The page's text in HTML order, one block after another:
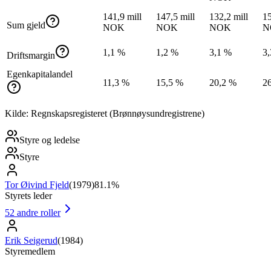
Sum gjeld
141,9 mill
NOK
147,5 mill
NOK
132,2 mill
NOK
Driftsmargin 1,1 % 1,2 % 3,1 %
Egenkapitalandel
11,3 %
15,5 % 20,2 %
Kilde: Regnskapsregisteret (Brønnøysundregistrene)
Styre og ledelse
Styre
Tor Øivind Fjeld(1979)81.1%
Styrets leder
52 andre roller
Erik Seigerud(1984)
Styremedlem